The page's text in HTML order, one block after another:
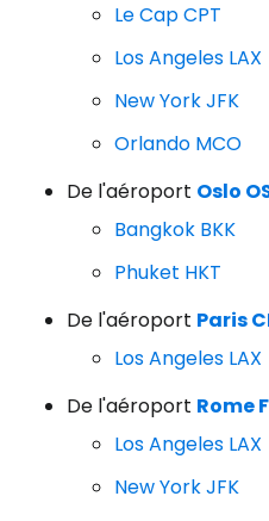
Le Cap CPT
Los Angeles LAX
New York JFK
Orlando MCO
De l'aéroport Oslo
Bangkok BKK
Phuket HKT
De l'aéroport Paris
Los Angeles LAX
De l'aéroport Rome
Los Angeles LAX
New York JFK